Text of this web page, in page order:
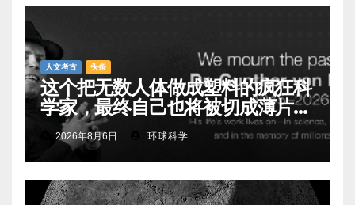
人文考古 头条
这个把无数人体做成塑料的疯狂科
学家，最终自己也将被切成薄片展
出2026年8月6日 环球科学